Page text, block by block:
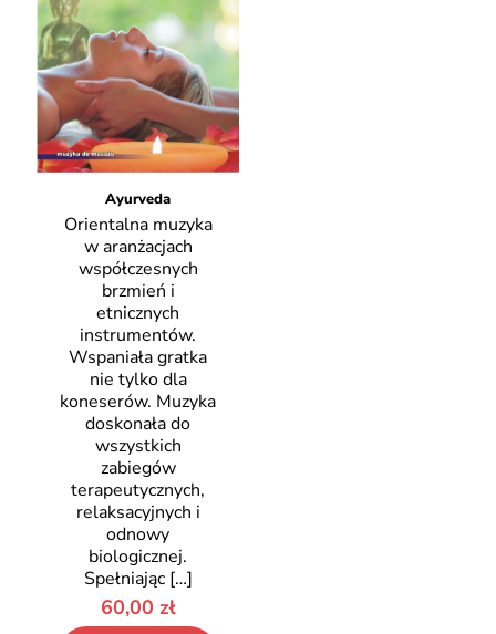
Ayurveda
Orientalna muzyka
w aranżacjach
współczesnych
brzmień i
etnicznych
instrumentów.
Wspaniała gratka
nie tylko dla
koneserów. Muzyka
doskonała do
wszystkich
zabiegów
terapeutycznych,
relaksacyjnych i
odnowy
biologicznej.
Spełniając[…]
60,00 zł